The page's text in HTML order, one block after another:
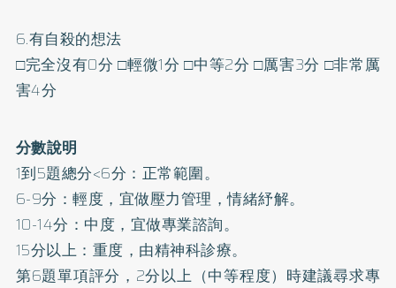
6.有自殺的想法
□完全沒有0分 □輕微1分 □中等2分 □厲害3分 □非常厲
害4分
分數說明
1到5題總分<6分：正常範圍。
6-9分：輕度，宜做壓力管理，情緒紓解。
10-14分：中度，宜做專業諮詢。
15分以上：重度，由精神科診療。
第6題單項評分，2分以上（中等程度）時建議尋求專